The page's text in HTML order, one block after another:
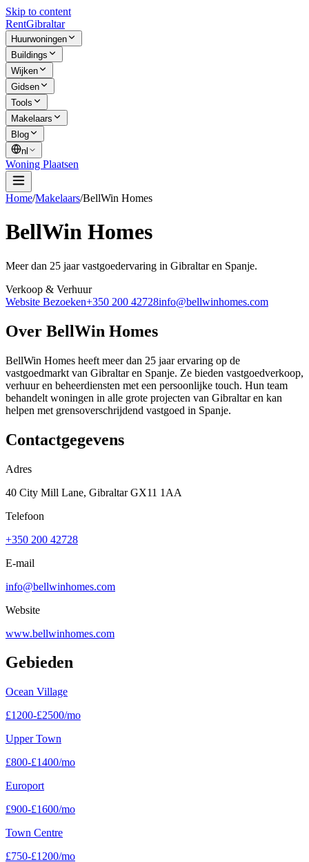
Skip to content
RentGibraltar
Huurwoningen
Buildings
Wijken
Gidsen
Tools
Makelaars
Blog
nl
Woning Plaatsen
Home/Makelaars/BellWin Homes
BellWin Homes
Meer dan 25 jaar vastgoedervaring in Gibraltar en Spanje.
Verkoop & Verhuur
Website Bezoeken+350 200 42728info@bellwinhomes.com
Over BellWin Homes
BellWin Homes heeft meer dan 25 jaar ervaring op de
vastgoedmarkt van Gibraltar en Spanje. Ze bieden vastgoedverkoop,
verhuur en beheerdiensten met een persoonlijke touch. Hun team
behandelt woningen in alle grote projecten van Gibraltar en kan
helpen met grensoverschrijdend vastgoed in Spanje.
Contactgegevens
Adres
40 City Mill Lane, Gibraltar GX11 1AA
Telefoon
+350 200 42728
E-mail
info@bellwinhomes.com
Website
www.bellwinhomes.com
Gebieden
Ocean Village
£1200-£2500/mo
Upper Town
£800-£1400/mo
Europort
£900-£1600/mo
Town Centre
£750-£1200/mo